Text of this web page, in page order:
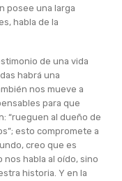
posee una larga
habla de la
de una vida
habrá una
nos mueve a
para que
“rueguen al dueño de
esto compromete a
creo que es
habla al oído, sino
historia. Y en la